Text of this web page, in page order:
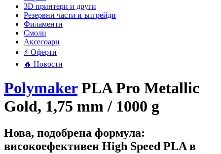
3D принтери и други
Резервни части и ъпгрейди
Филаменти
Смоли
Аксесоари
⚡ Оферти
🔥 Новости
PolymakerPLA Pro Metallic
Gold, 1,75 mm / 1000 g
Нова, подобрена формула:
високоефективен High Speed PLA в